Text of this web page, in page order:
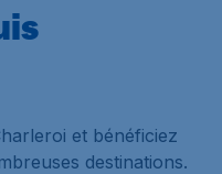
et bénéficiez
destinations.